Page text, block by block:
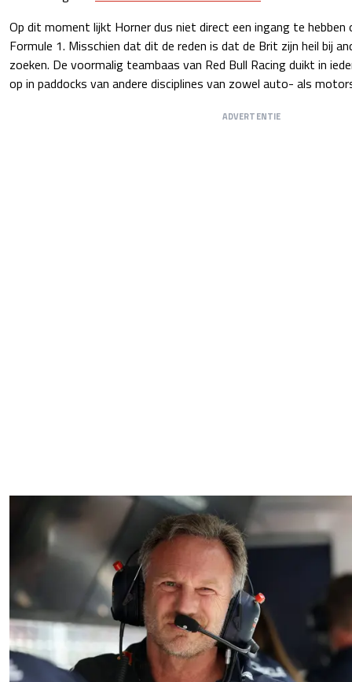
Op dit moment lijkt Horner dus niet direct een ingang te hebben
Formule 1. Misschien dat dit de reden is dat de Brit zijn heil bij
zoeken. De voormalig teambaas van Red Bull Racing duikt in
op in paddocks van andere disciplines van zowel auto- als
ADVERTENTIE